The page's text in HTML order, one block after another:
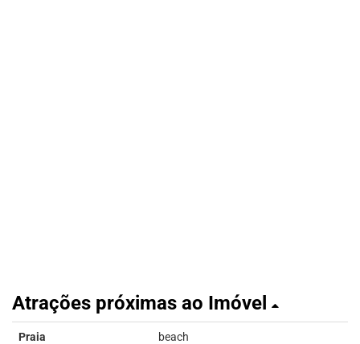
Atrações próximas ao Imóvel
Praia beach